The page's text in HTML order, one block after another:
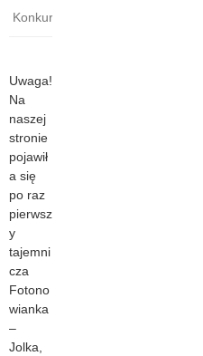
Konkurs
Uwaga!
Na
naszej
stronie
pojawił
a się
po raz
pierwsz
y
tajemni
cza
Fotono
wianka
–
Jolka,